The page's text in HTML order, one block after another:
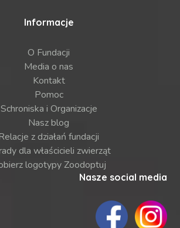
Informacje
O Fundacji
Media o nas
Kontakt
Pomoc
Schroniska i Organizacje
Nasz blog
z działań fundacji
dla właścicieli zwierząt
logotypy Zoodoptuj
Nasze social media